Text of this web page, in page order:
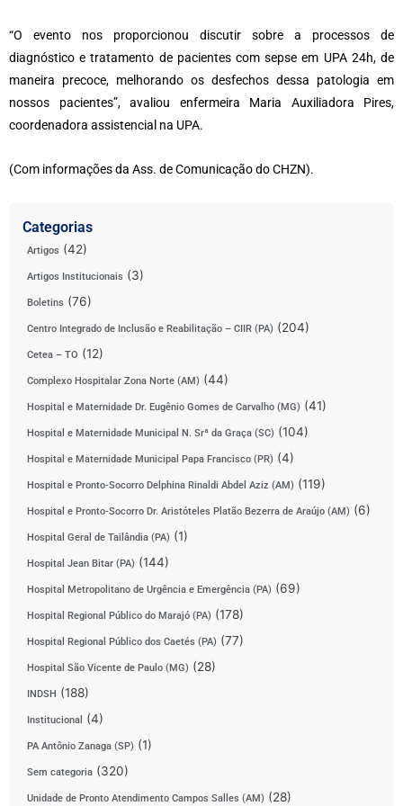
“O evento nos proporcionou discutir sobre a processos de
diagnóstico e tratamento de pacientes com sepse em UPA 24h, de
maneira precoce, melhorando os desfechos dessa patologia em
nossos pacientes”, avaliou enfermeira Maria Auxiliadora Pires,
coordenadora assistencial na UPA.
(Com informações da Ass. de Comunicação do CHZN).
Categorias
Artigos (42)
Artigos Institucionais (3)
Boletins (76)
Centro Integrado de Inclusão e Reabilitação – CIIR (PA) (204)
Cetea – TO (12)
Complexo Hospitalar Zona Norte (AM) (44)
Hospital e Maternidade Dr. Eugênio Gomes de Carvalho (MG) (41)
Hospital e Maternidade Municipal N. Srª da Graça (SC) (104)
Hospital e Maternidade Municipal Papa Francisco (PR) (4)
Hospital e Pronto-Socorro Delphina Rinaldi Abdel Aziz (AM) (119)
Hospital e Pronto-Socorro Dr. Aristóteles Platão Bezerra de Araújo (AM) (6)
Hospital Geral de Tailândia (PA) (1)
Hospital Jean Bitar (PA) (144)
Hospital Metropolitano de Urgência e Emergência (PA) (69)
Hospital Regional Público do Marajó (PA) (178)
Hospital Regional Público dos Caetés (PA) (77)
Hospital São Vicente de Paulo (MG) (28)
INDSH (188)
Institucional (4)
PA Antônio Zanaga (SP) (1)
Sem categoria (320)
Unidade de Pronto Atendimento Campos Salles (AM) (28)